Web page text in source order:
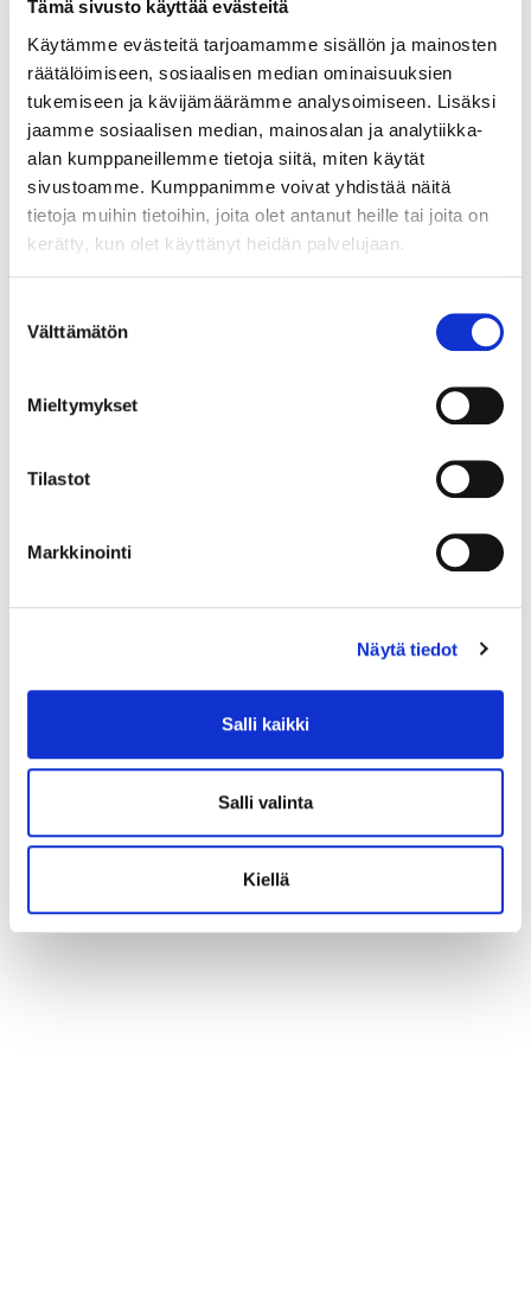
Tämä sivusto käyttää evästeitä
Käytämme evästeitä tarjoamamme sisällön ja mainosten
räätälöimiseen, sosiaalisen median ominaisuuksien
tukemiseen ja kävijämäärämme analysoimiseen. Lisäksi
jaamme sosiaalisen median, mainosalan ja analytiikka-
alan kumppaneillemme tietoja siitä, miten käytät
sivustoamme. Kumppanimme voivat yhdistää näitä
tietoja muihin tietoihin, joita olet antanut heille tai joita on
kerätty, kun olet käyttänyt heidän palvelujaan.
valinta
Välttämätön
Mieltymykset
Tilastot
Markkinointi
Näytä tiedot
Salli kaikki
Salli valinta
Kiellä